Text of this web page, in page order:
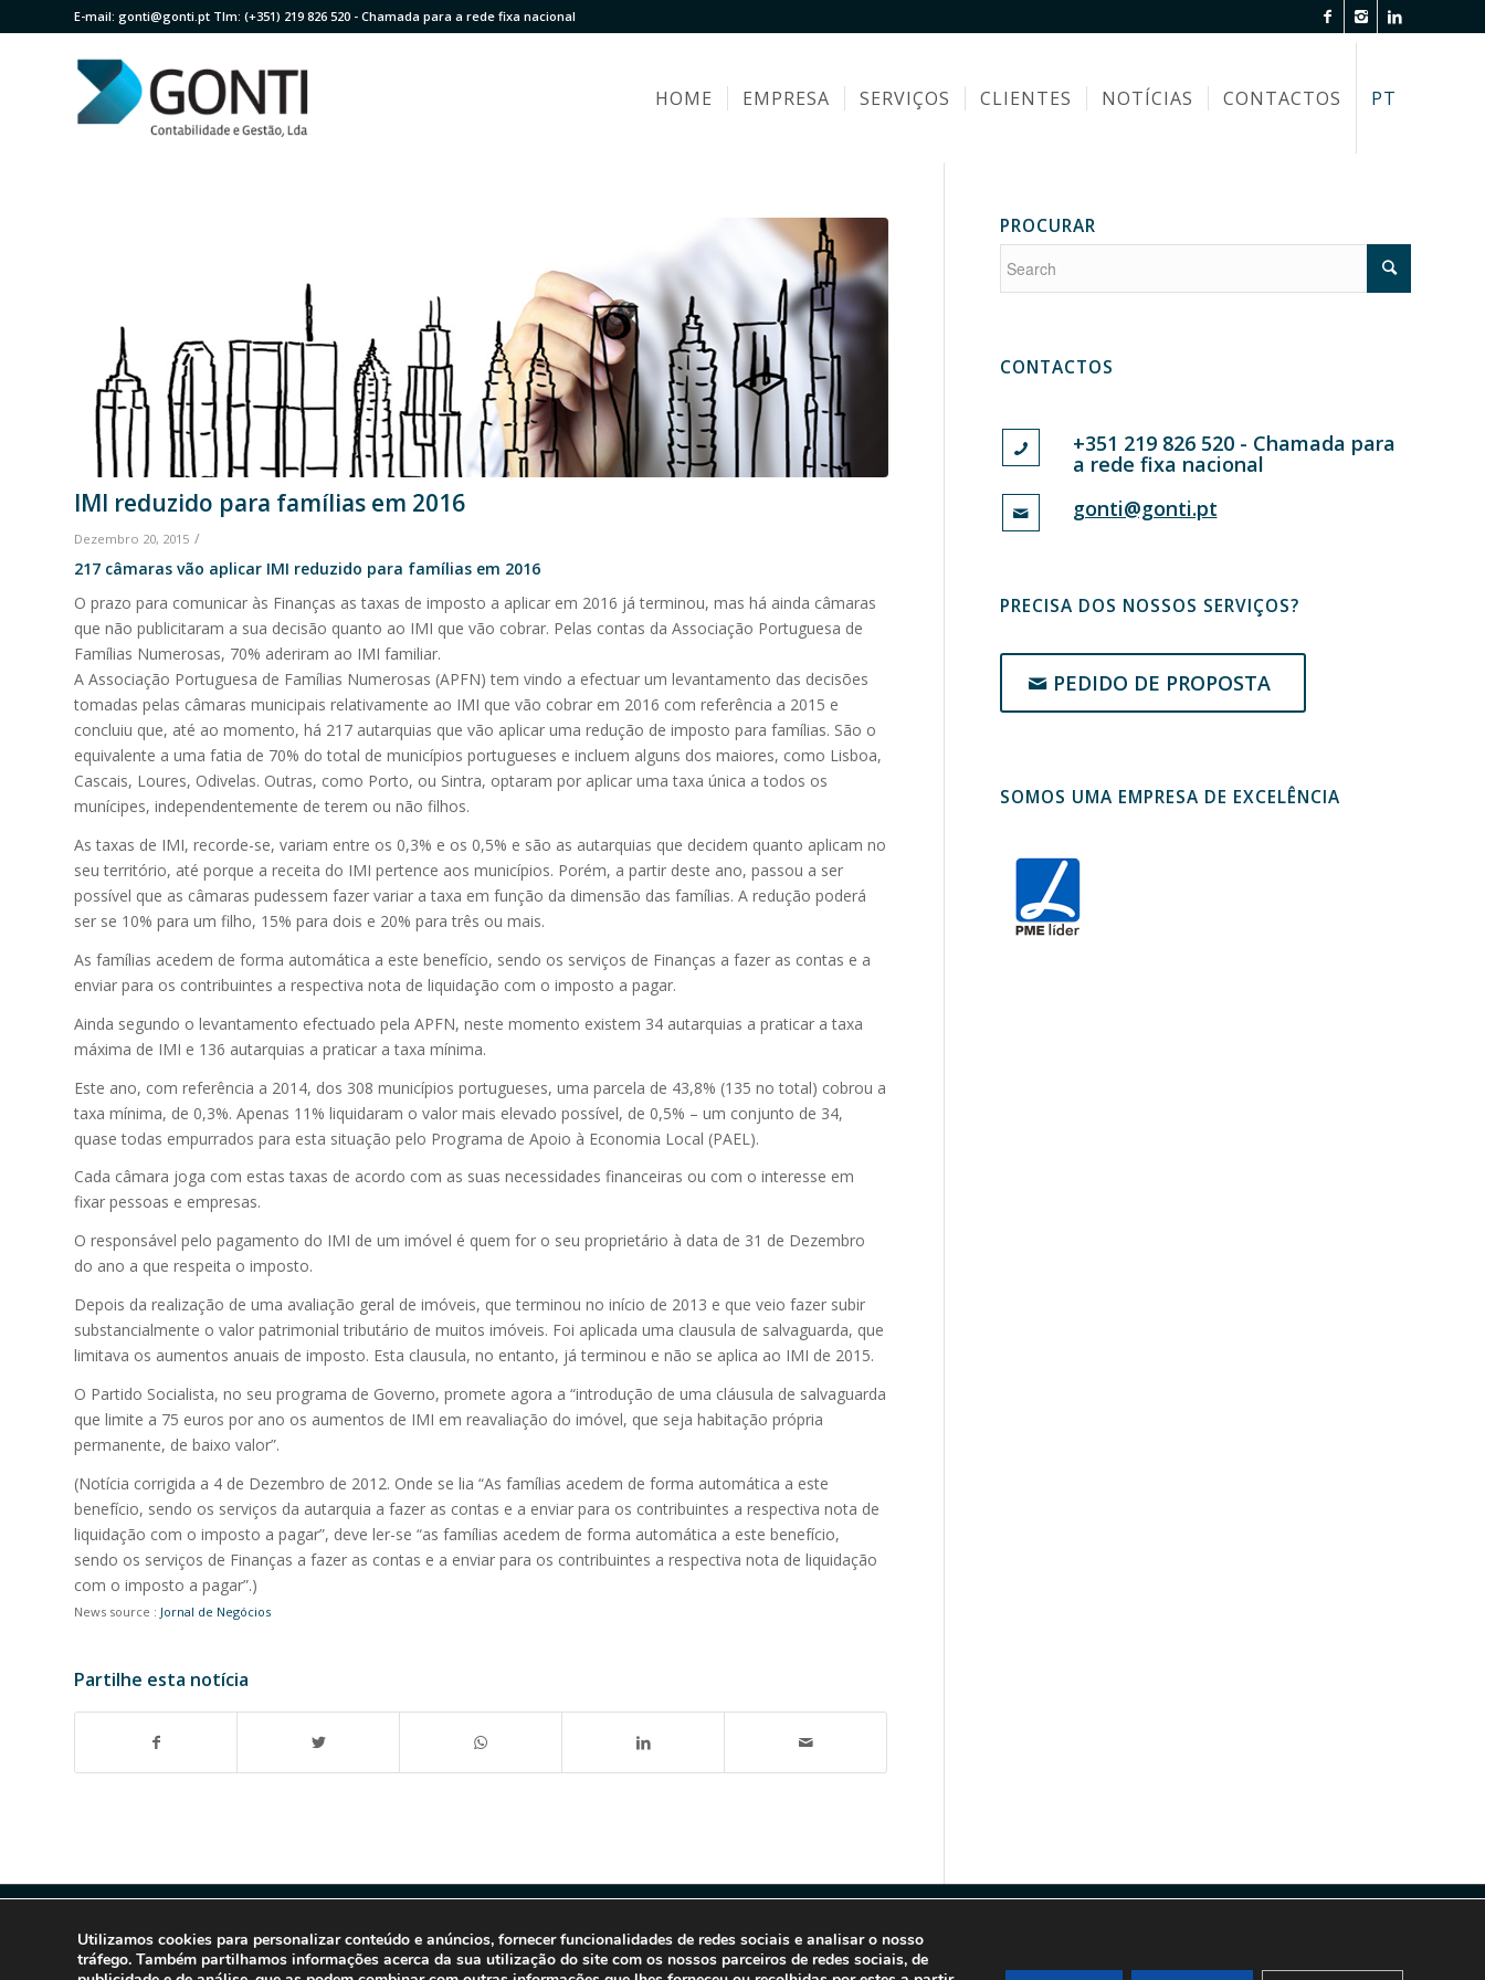
E-mail: gonti@gonti.pt Tlm: (+351) 219 826 520 - Chamada para a rede fixa nacional
HOME EMPRESA SERVIÇOS CLIENTES NOTÍCIAS CONTACTOS PT
IMI reduzido para famílias em 2016
Dezembro 20, 2015 /
217 câmaras vão aplicar IMI reduzido para famílias em 2016
O prazo para comunicar às Finanças as taxas de imposto a aplicar em 2016 já terminou, mas há ainda câmaras
que não publicitaram a sua decisão quanto ao IMI que vão cobrar. Pelas contas da Associação Portuguesa de
Famílias Numerosas, 70% aderiram ao IMI familiar.
A Associação Portuguesa de Famílias Numerosas (APFN) tem vindo a efectuar um levantamento das decisões
tomadas pelas câmaras municipais relativamente ao IMI que vão cobrar em 2016 com referência a 2015 e
concluiu que, até ao momento, há 217 autarquias que vão aplicar uma redução de imposto para famílias. São o
equivalente a uma fatia de 70% do total de municípios portugueses e incluem alguns dos maiores, como Lisboa,
Cascais, Loures, Odivelas. Outras, como Porto, ou Sintra, optaram por aplicar uma taxa única a todos os
munícipes, independentemente de terem ou não filhos.
As taxas de IMI, recorde-se, variam entre os 0,3% e os 0,5% e são as autarquias que decidem quanto aplicam no
seu território, até porque a receita do IMI pertence aos municípios. Porém, a partir deste ano, passou a ser
possível que as câmaras pudessem fazer variar a taxa em função da dimensão das famílias. A redução poderá
ser se 10% para um filho, 15% para dois e 20% para três ou mais.
As famílias acedem de forma automática a este benefício, sendo os serviços de Finanças a fazer as contas e a
enviar para os contribuintes a respectiva nota de liquidação com o imposto a pagar.
Ainda segundo o levantamento efectuado pela APFN, neste momento existem 34 autarquias a praticar a taxa
máxima de IMI e 136 autarquias a praticar a taxa mínima.
Este ano, com referência a 2014, dos 308 municípios portugueses, uma parcela de 43,8% (135 no total) cobrou a
taxa mínima, de 0,3%. Apenas 11% liquidaram o valor mais elevado possível, de 0,5% – um conjunto de 34,
quase todas empurrados para esta situação pelo Programa de Apoio à Economia Local (PAEL).
Cada câmara joga com estas taxas de acordo com as suas necessidades financeiras ou com o interesse em
fixar pessoas e empresas.
O responsável pelo pagamento do IMI de um imóvel é quem for o seu proprietário à data de 31 de Dezembro
do ano a que respeita o imposto.
Depois da realização de uma avaliação geral de imóveis, que terminou no início de 2013 e que veio fazer subir
substancialmente o valor patrimonial tributário de muitos imóveis. Foi aplicada uma clausula de salvaguarda, que
limitava os aumentos anuais de imposto. Esta clausula, no entanto, já terminou e não se aplica ao IMI de 2015.
O Partido Socialista, no seu programa de Governo, promete agora a “introdução de uma cláusula de salvaguarda
que limite a 75 euros por ano os aumentos de IMI em reavaliação do imóvel, que seja habitação própria
permanente, de baixo valor”.
(Notícia corrigida a 4 de Dezembro de 2012. Onde se lia “As famílias acedem de forma automática a este
benefício, sendo os serviços da autarquia a fazer as contas e a enviar para os contribuintes a respectiva nota de
liquidação com o imposto a pagar”, deve ler-se “as famílias acedem de forma automática a este benefício,
sendo os serviços de Finanças a fazer as contas e a enviar para os contribuintes a respectiva nota de liquidação
com o imposto a pagar”.)
News source : Jornal de Negócios
Partilhe esta notícia
PROCURAR
CONTACTOS
+351 219 826 520 - Chamada para
a rede fixa nacional
gonti@gonti.pt
PRECISA DOS NOSSOS SERVIÇOS?
PEDIDO DE PROPOSTA
SOMOS UMA EMPRESA DE EXCELÊNCIA
Utilizamos cookies para personalizar conteúdo e anúncios, fornecer funcionalidades de redes sociais e analisar o nosso
tráfego. Também partilhamos informações acerca da sua utilização do site com os nossos parceiros de redes sociais, de